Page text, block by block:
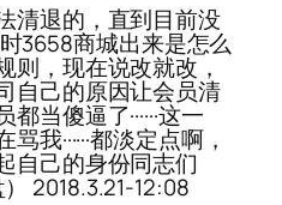
清退的，直到目前没
时3658商城出来是怎么
则，现在说改就改，
自己的原因让会员清
当傻逼了······这一
我······都淡定点啊，
自己的身份同志们
） 2018.3.21-12:08